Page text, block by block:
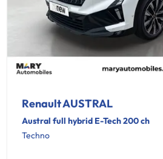
Renault AUSTRAL
Austral full hybrid E-Tech 200 ch
Techno